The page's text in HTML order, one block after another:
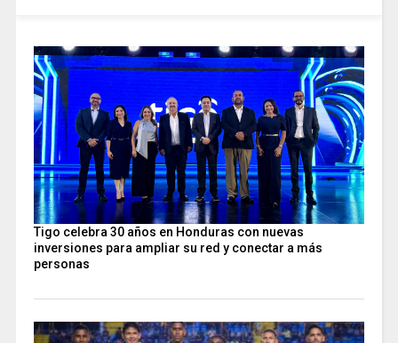
Tigo celebra 30 años en Honduras con nuevas
inversiones para ampliar su red y conectar a más
personas